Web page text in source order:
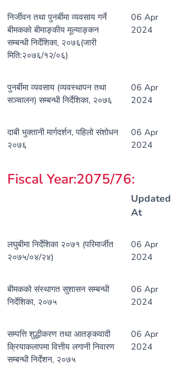
निर्जीवन तथा पुनर्बीमा व्यवसाय गर्ने
बीमकको बीमाङ्कीय मूल्याङ्कन
सम्बन्धी निर्देशिका, २०७६(जारी
मिति:२०७६/१२/०६)
06 Apr
2024
पुनर्बीमा व्यवसाय (व्यवस्थापन तथा
सञ्चालन) सम्बन्धी निर्देशिका, २०७६
06 Apr
2024
दाबी भुक्तानी मार्गदर्शन, पहिलो संशोधन
२०७६
06 Apr
2024
Fiscal Year:2075/76:
Updated
At
लघुबीमा निर्देशिका २०७१ (परिमार्जीत
२०७५/०४/२४)
06 Apr
2024
बीमकको संस्थागत सुशासन सम्बन्धी
निर्देशिका, २०७५
06 Apr
2024
सम्पत्ति शुद्धीकरण तथा आतङ्कवादी
क्रियाकलापमा वित्तीय लगानी निवारण
सम्बन्धी निर्देशन, २०७५
06 Apr
2024